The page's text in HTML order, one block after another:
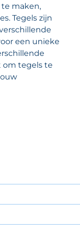
maken,
Tegels zijn
een unieke
om tegels te